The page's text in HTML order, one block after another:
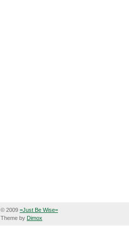
© 2009 =Just Be Wise=
Theme by Dimox